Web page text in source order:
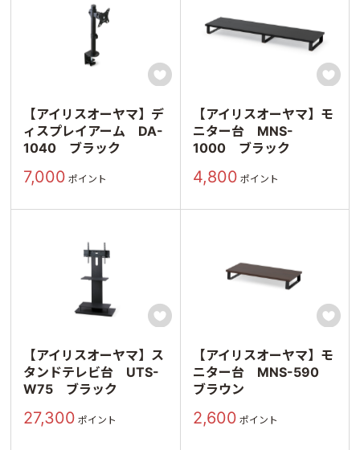

【アイリスオーヤマ】デ
ィスプレイアーム DA-
1040 ブラック
7,000 ポイント

【アイリスオーヤマ】モ
ニター台 MNS-
1000 ブラック
4,800 ポイント

【アイリスオーヤマ】ス
タンドテレビ台 UTS-
W75 ブラック
27,300 ポイント

【アイリスオーヤマ】モ
ニター台 MNS-590
ブラウン
2,600 ポイント